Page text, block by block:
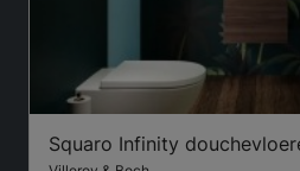
Squaro Infinity